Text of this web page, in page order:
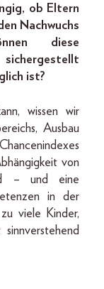
ob Eltern
Nachwuchs
diese
ist?
wissen wir
Ausbau
von
– und eine
in der
viele Kinder,